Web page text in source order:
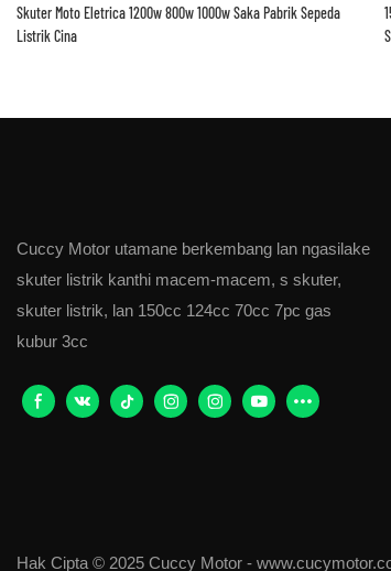
Skuter Moto Eletrica 1200w 800w 1000w Saka Pabrik Sepeda
Listrik Cina
Cuccy Motor utamane berkembang lan ngasilake
skuter listrik kanthi macem-macem, s skuter,
skuter listrik, lan 150cc 124cc 70cc 7pc gas
kubur 3cc
Hak Cipta © 2025 Cuccy Motor -